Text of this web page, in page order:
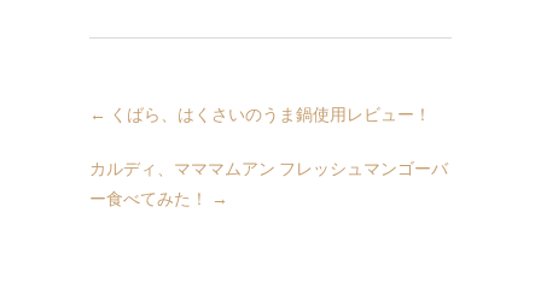
← くばら、はくさいのうま鍋使用レビュー！
カルディ、マママムアン フレッシュマンゴーバ
ー食べてみた！
→